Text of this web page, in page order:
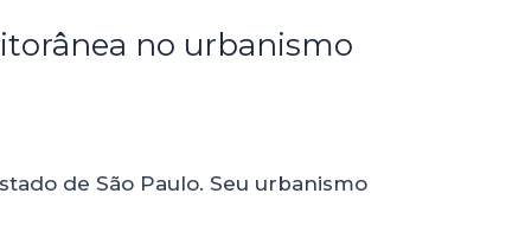
no urbanismo
de São Paulo. Seu urbanismo